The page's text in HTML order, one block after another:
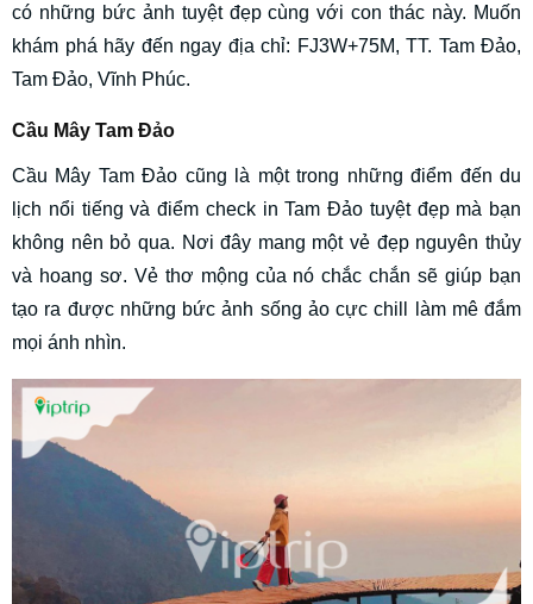
có những bức ảnh tuyệt đẹp cùng với con thác này. Muốn
khám phá hãy đến ngay địa chỉ: FJ3W+75M, TT. Tam Đảo,
Tam Đảo, Vĩnh Phúc.
Cầu Mây Tam Đảo
Cầu Mây Tam Đảo cũng là một trong những điểm đến du
lịch nổi tiếng và điểm check in Tam Đảo tuyệt đẹp mà bạn
không nên bỏ qua. Nơi đây mang một vẻ đẹp nguyên thủy
và hoang sơ. Vẻ thơ mộng của nó chắc chắn sẽ giúp bạn
tạo ra được những bức ảnh sống ảo cực chill làm mê đắm
mọi ánh nhìn.